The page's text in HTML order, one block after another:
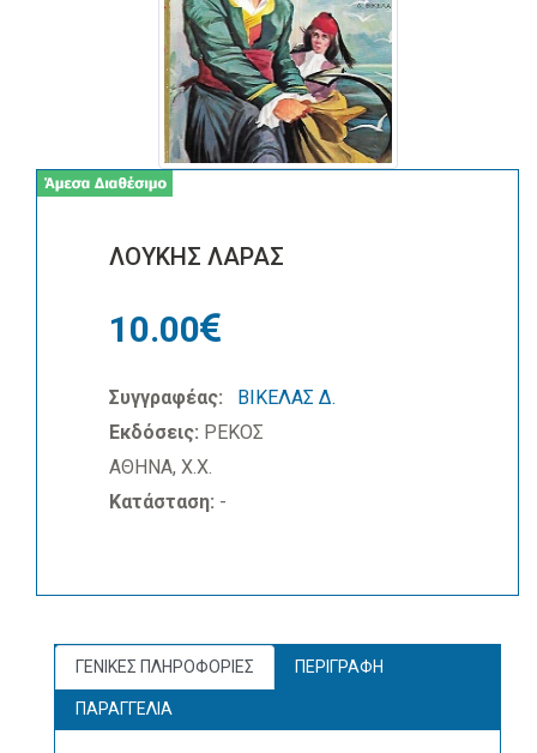
ΛΟΥΚΗΣ ΛΑΡΑΣ
10.00
Συγγραφέας:
ΒΙΚΕΛΑΣ Δ.
Εκδόσεις: ΡΕΚΟΣ
ΑΘΗΝΑ, Χ.Χ.
Κατάσταση: -
ΓΕΝΙΚΕΣ ΠΛΗΡΟΦΟΡΙΕΣ ΠΕΡΙΓΡΑΦΗ
ΠΑΡΑΓΓΕΛΙΑ